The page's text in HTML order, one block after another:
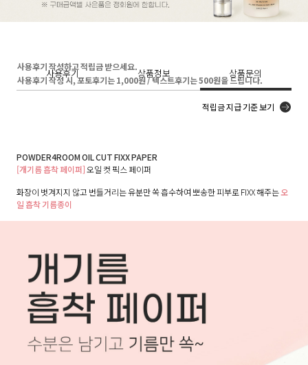
사용후기 상품정보 상품문의
사용후기 작성하고 적립금 받으세요.
사용후기 작성 시, 포토후기는 1,000원 / 텍스트후기는 500원을 드립니다.
적립금 지급 기준 보기
POWDER4ROOM OIL CUT FIXX PAPER
[개기름 흡착 페이퍼]오일 컷 픽스 페이퍼
화장이 벗겨지지 않고 번들거리는 유분만 쏙 흡수하여 뽀송한 피부로 FIXX 해주는오
일 흡착 기름종이